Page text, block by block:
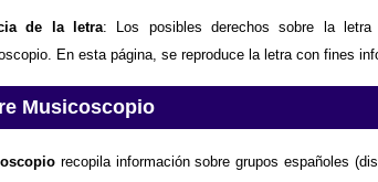
de la letra: Los posibles derechos sobre la
En esta página, se reproduce la letra con fines
Musicoscopio
recopila información sobre grupos españoles